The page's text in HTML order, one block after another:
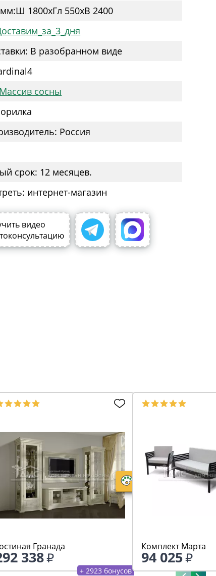
Ш 1800xГл 550xВ 2400
В разобранном виде
Массив сосны
Россия
срок: 12 месяцев.
интернет-магазин
видео
Гранада
338
+ 2923 бонусов
Комплект Марта
94 025